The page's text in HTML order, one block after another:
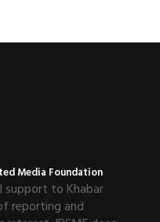
Media Foundation
support to Khabar
reporting and